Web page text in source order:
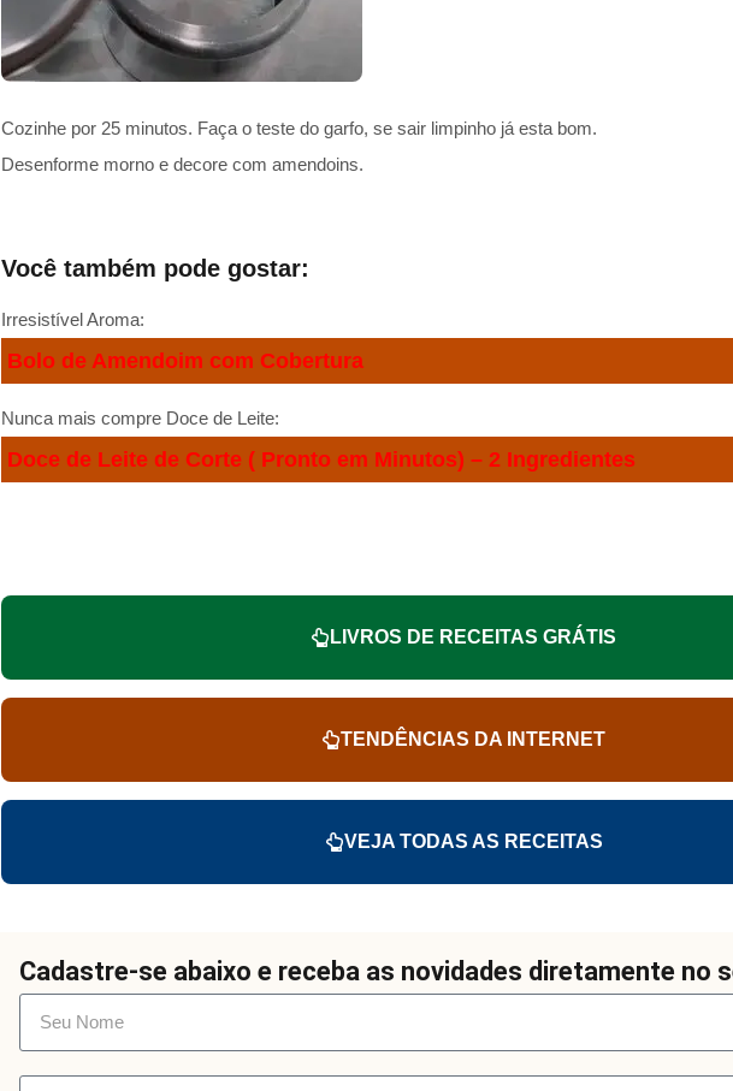
Cozinhe por 25 minutos. Faça o teste do garfo, se sair limpinho já esta bom.
Desenforme morno e decore com amendoins.
Você também pode gostar:
Irresistível Aroma:
Bolo de Amendoim com Cobertura
Nunca mais compre Doce de Leite:
Doce de Leite de Corte ( Pronto em Minutos) – 2 Ingredientes
LIVROS DE RECEITAS GRÁTIS
TENDÊNCIAS DA INTERNET
VEJA TODAS AS RECEITAS
Cadastre-se abaixo e receba as novidades diretamente no